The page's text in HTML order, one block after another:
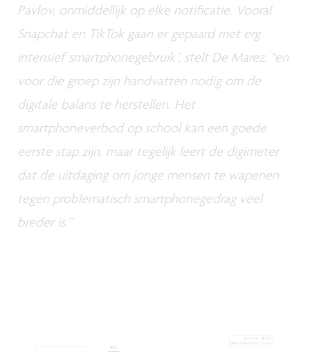
Pavlov, onmiddellijk op elke notificatie. Vooral
Snapchat en TikTok gaan er gepaard met erg
intensief smartphonegebruik”, stelt De Marez, “en
voor die groep zijn handvatten nodig om de
digitale balans te herstellen. Het
smartphoneverbod op school kan een goede
eerste stap zijn, maar tegelijk leert de digimeter
dat de uitdaging om jonge mensen te wapenen
tegen problematisch smartphonegedrag veel
breder is.”